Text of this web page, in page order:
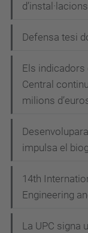
Defensa tesi
Els indicadors
Central
milions
impulsa el
14th
Engineering
La UPC signa